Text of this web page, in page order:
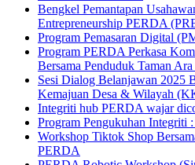
Bengkel Pemantapan
Entrepreneurship PERDA
Program Pemasaran Digital
Program PERDA Perkasa
Bersama Penduduk Taman
Sesi Dialog Belanjawan 2025
Kemajuan Desa & Wilayah
Integriti hub PERDA wajar
Program Pengukuhan Integriti
Workshop Tiktok Shop
PERDA